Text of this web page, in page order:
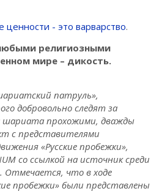
- это варварство.
религиозными
мире – дикость.
патруль»,
добровольно следят за
шариата прохожими, дважды
с представителями
«Русские пробежки»,
со ссылкой на источник среди
что в ходе
пробежки» были представлены